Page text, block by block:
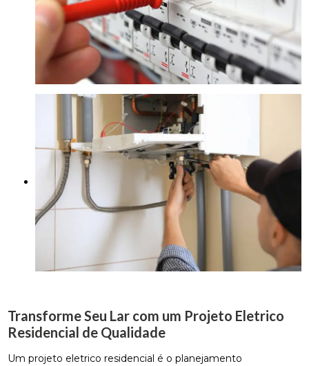
Transforme Seu Lar com um Projeto Eletrico
Residencial de Qualidade
Um projeto eletrico residencial é o planejamento